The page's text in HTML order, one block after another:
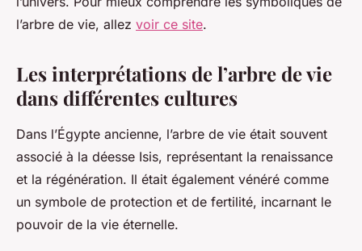
l’arbre de vie, allez voir ce site.
Les interprétations de l’arbre de vie
dans différentes cultures
Dans l’Égypte ancienne, l’arbre de vie était souvent
associé à la déesse Isis, représentant la renaissance
et la régénération. Il était également vénéré comme
un symbole de protection et de fertilité, incarnant le
pouvoir de la vie éternelle.